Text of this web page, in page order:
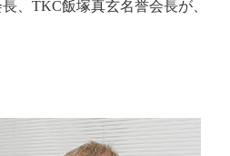
、TKC飯塚真玄名誉会長が、